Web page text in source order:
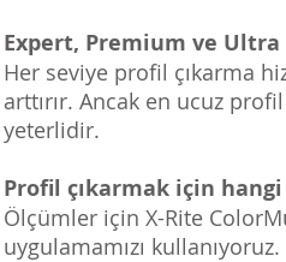
Expert, Premium ve
Her seviye profil çıkarma
arttırır. Ancak en ucuz
yeterlidir.
Profil çıkarmak için
Ölçümler için X-Rite
uygulamamızı kullanıyoruz.